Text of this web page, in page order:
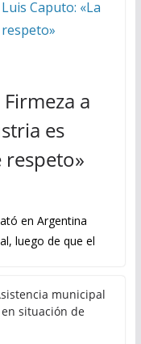
a
es
respeto»
en Argentina
luego de que el
municipal
situación de